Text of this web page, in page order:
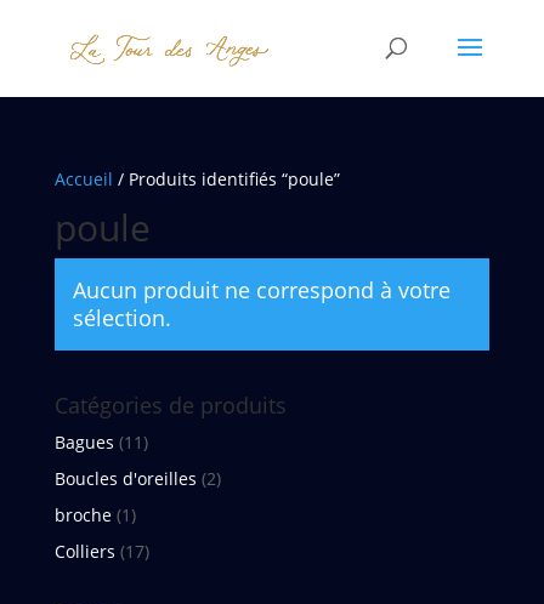
Accueil / Produits identifiés “poule”
poule
Aucun produit ne correspond à votre
sélection.
Catégories de produits
Bagues (11)
Boucles d'oreilles (2)
broche (1)
Colliers (17)